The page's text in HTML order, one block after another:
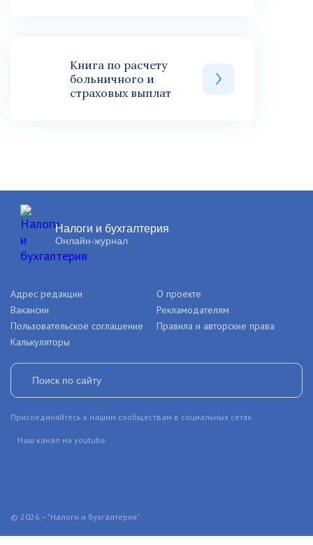
Книга по расчету
больничного и
страховых выплат
Налоги и бухгалтерия
Онлайн-журнал
© 2026 – "Налоги и бухгалтерия"
Адрес редакции
О проекте
Вакансии
Рекламодателям
Пользовательское соглашение
Правила и авторские права
Калькуляторы
Присоединяйтесь к нашим сообществам в социальных сетях
Наш канал на youtube